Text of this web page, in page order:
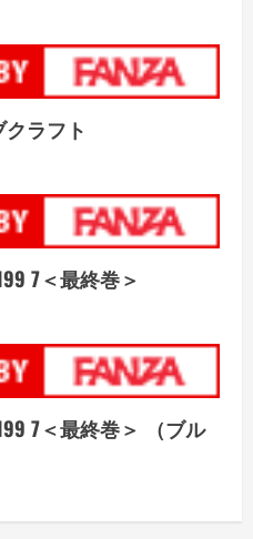
ラフト
7＜最終巻＞
7＜最終巻＞ （ブル